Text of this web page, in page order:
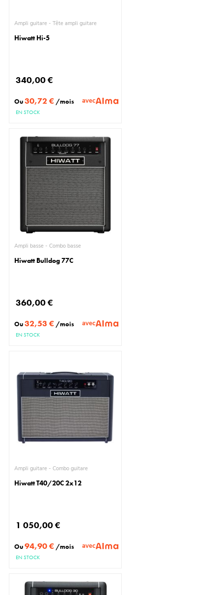
Ampli guitare - Tête ampli guitare
Hiwatt Hi-5
340,00 €
Ou30,72 € /mois avec
EN STOCK
Ampli basse - Combo basse
Hiwatt Bulldog 77C
360,00 €
Ou32,53 € /mois avec
EN STOCK
Ampli guitare - Combo guitare
Hiwatt T40/20C 2x12
1 050,00 €
Ou94,90 € /mois avec
EN STOCK